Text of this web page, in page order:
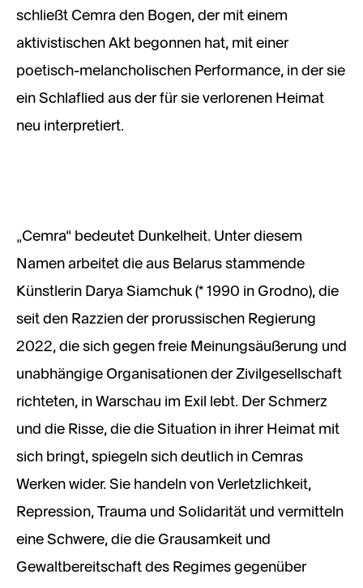
schließt Cemra den Bogen, der mit einem
aktivistischen Akt begonnen hat, mit einer
poetisch-melancholischen Performance, in der sie
ein Schlaflied aus der für sie verlorenen Heimat
neu interpretiert.
„Cemra“ bedeutet Dunkelheit. Unter diesem
Namen arbeitet die aus Belarus stammende
Künstlerin Darya Siamchuk (* 1990 in Grodno), die
seit den Razzien der prorussischen Regierung
2022, die sich gegen freie Meinungsäußerung und
unabhängige Organisationen der Zivilgesellschaft
richteten, in Warschau im Exil lebt. Der Schmerz
und die Risse, die die Situation in ihrer Heimat mit
sich bringt, spiegeln sich deutlich in Cemras
Werken wider. Sie handeln von Verletzlichkeit,
Repression, Trauma und Solidarität und vermitteln
eine Schwere, die die Grausamkeit und
Gewaltbereitschaft des Regimes gegenüber